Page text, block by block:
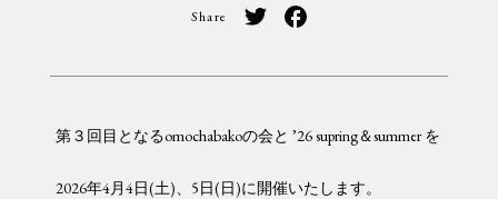
Share
第３回目となるomochabakoの会と ’26 supring＆summer を
2026年4月4日(土)、5日(日)に開催いたします。